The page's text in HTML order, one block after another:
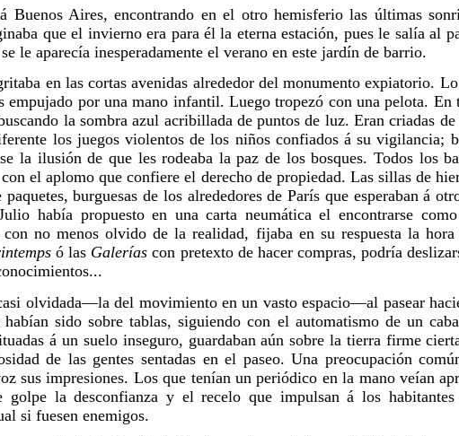
Buenos Aires, encontrando en el otro hemisferio las últimas
que el invierno era para él la eterna estación, pues le salía al
le aparecía inesperadamente el verano en este jardín de barrio.
en las cortas avenidas alrededor del monumento expiatorio.
empujado por una mano infantil. Luego tropezó con una pelota. En
la sombra azul acribillada de puntos de luz. Eran criadas
los juegos violentos de los niños confiados á su vigilancia;
la ilusión de que les rodeaba la paz de los bosques. Todos los
el aplomo que confiere el derecho de propiedad. Las sillas de
burguesas de los alrededores de París que esperaban á
había propuesto en una carta neumática el encontrarse
no menos olvido de la realidad, fijaba en su respuesta la
ó las Galerías con pretexto de hacer compras, podría
olvidada—la del movimiento en un vasto espacio—al pasear
habían sido sobre tablas, siguiendo con el automatismo de un
á un suelo inseguro, guardaban aún sobre la tierra firme
de las gentes sentadas en el paseo. Una preocupación
sus impresiones. Los que tenían un periódico en la mano veían
golpe la desconfianza y el recelo que impulsan á los
si fuesen enemigos.